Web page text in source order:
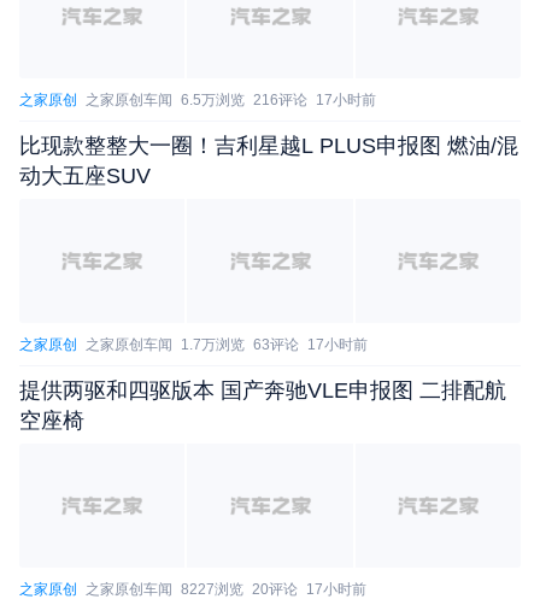
之家原创 之家原创车闻 6.5万浏览 216评论 17小时前
比现款整整大一圈！吉利星越L PLUS申报图 燃油/混
动大五座SUV
之家原创 之家原创车闻 1.7万浏览 63评论 17小时前
提供两驱和四驱版本 国产奔驰VLE申报图 二排配航
空座椅
之家原创 之家原创车闻 8227浏览 20评论 17小时前